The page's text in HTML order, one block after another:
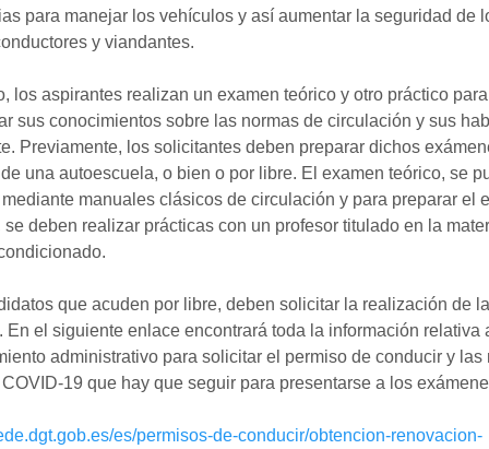
para manejar los vehículos y así aumentar la seguridad de
y viandantes.
los aspirantes realizan un examen teórico y otro práctico para
sus conocimientos sobre las normas de circulación y sus
Previamente, los solicitantes deben preparar dichos
una autoescuela, o bien o por libre. El examen teórico, se
manuales clásicos de circulación y para preparar el
se deben realizar prácticas con un profesor titulado en la
que acuden por libre, deben solicitar la realización de
En el siguiente enlace encontrará toda la información relativa
administrativo para solicitar el permiso de conducir y las
19 que hay que seguir para presentarse a los
es/permisos-de-conducir/obtencion-renovacion-